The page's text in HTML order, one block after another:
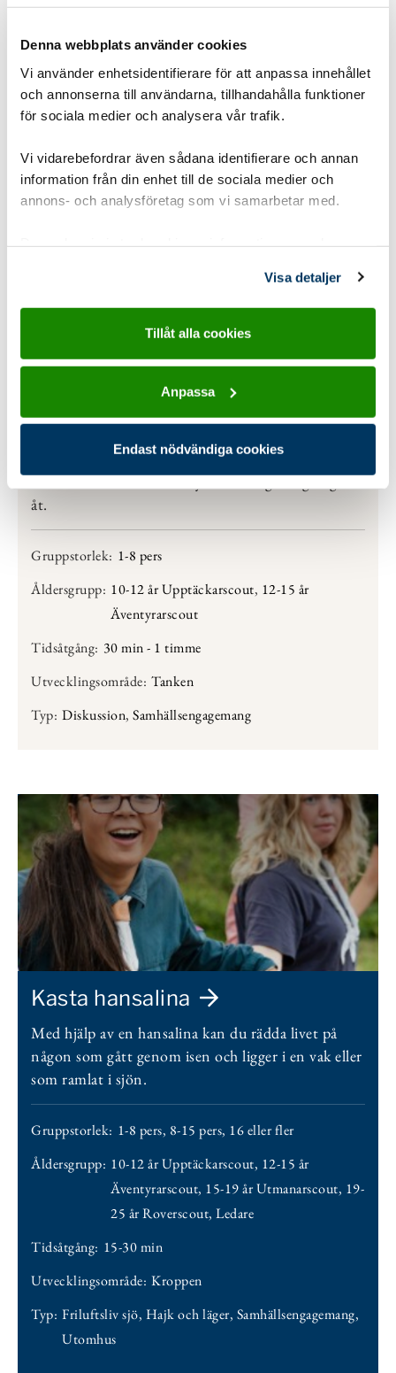
Denna webbplats använder cookies
Vi använder enhetsidentifierare för att anpassa innehållet
och annonserna till användarna, tillhandahålla funktioner
för sociala medier och analysera vår trafik.
Vi vidarebefordrar även sådana identifierare och annan
information från din enhet till de sociala medier och
annons- och analysföretag som vi samarbetar med.
samlat in när du har använt deras tjänster.
Visa detaljer
Tillåt alla cookies
Anpassa
Endast nödvändiga cookies
25 år Roverscout,Ledare
Tidsåtgång: 30 min - 1 timme
Utvecklingsområde:
Tanken
20 liter vatten
Scouten får kunskap om hur viktigt vatten är för
vår överlevnad och hur mycket det egentligen går
åt.
Gruppstorlek: 1-8 pers
Åldersgrupp: 10-12 år Upptäckarscout, 12-15 år
Äventyrarscout
Tidsåtgång: 30 min - 1 timme
Utvecklingsområde: Tanken
Typ: Diskussion, Samhällsengagemang
Kasta hansalina
Med hjälp av en hansalina kan du rädda livet på
någon som gått genom isen och ligger i en vak eller
som ramlat i sjön.
Gruppstorlek: 1-8 pers, 8-15 pers, 16 eller fler
Åldersgrupp: 10-12 år Upptäckarscout, 12-15 år
Äventyrarscout, 15-19 år Utmanarscout, 19-
25 år Roverscout, Ledare
Tidsåtgång: 15-30 min
Utvecklingsområde: Kroppen
Typ: Friluftsliv sjö, Hajk och läger, Samhällsengagemang,
Utomhus